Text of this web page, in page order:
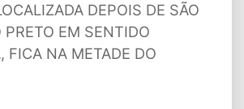
DEPOIS DE SÃO
PRETO EM SENTIDO
FICA NA METADE DO